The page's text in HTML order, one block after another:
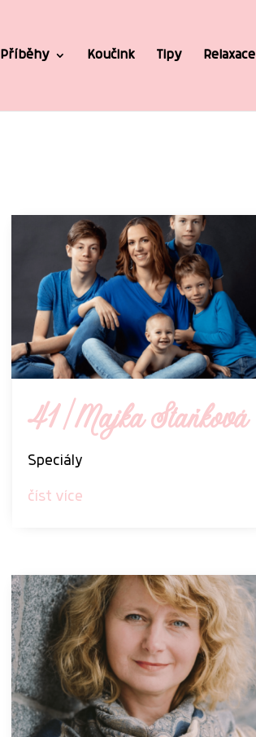
Příběhy Koučink Tipy Relaxace
41 | Majka Staňková
Speciály
číst více